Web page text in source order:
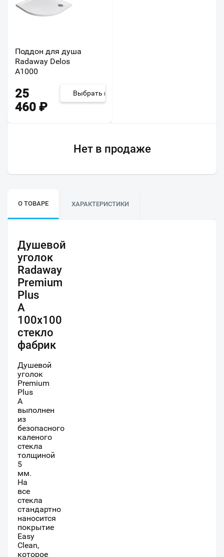
Поддон для душа
Radaway Delos
A1000
25
460 ₽
Выбрать из 3
Нет в продаже
О ТОВАРЕ ХАРАКТЕРИСТИКИ
Душевой
уголок
Radaway
Premium
Plus
A
100x100
стекло
фабрик
Душевой
уголок
Premium
Plus
A
выполнен
из
безопасного
каленого
стекла
толщиной
5
мм.
На
все
стекла
стандартно
наносится
покрытие
Easy
Clean,
которое